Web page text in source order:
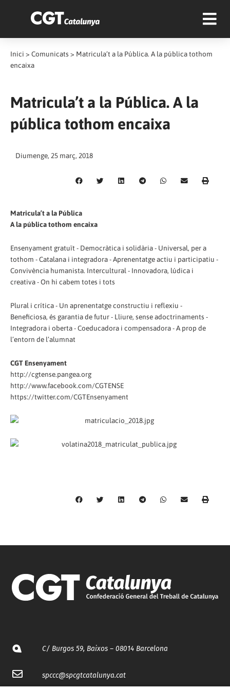
Inici > Comunicats > Matricula’t a la Pública. A la pública tothom
encaixa
Matricula’t a la Pública. A la
pública tothom encaixa
Diumenge, 25 març, 2018
Matricula’t a la Pública
A la pública tothom encaixa
Ensenyament gratuït - Democràtica i solidària - Universal, per a
tothom - Catalana i integradora - Aprenentatge actiu i participatiu -
Convivència humanista. Intercultural - Innovadora, lúdica i
creativa - On hi cabem totes i tots
Plural i crítica - Un aprenentatge constructiu i reflexiu -
Beneficiosa, és garantia de futur - Lliure, sense adoctrinaments -
Integradora i oberta - Coeducadora i compensadora - A prop de
l’entorn de l’alumnat
CGT Ensenyament
http://cgtense.pangea.org
http://www.facebook.com/CGTENSE
https://twitter.com/CGTEnsenyament
C/ Burgos 59, Baixos – 08014 Barcelona
spccc@spcgtcatalunya.cat